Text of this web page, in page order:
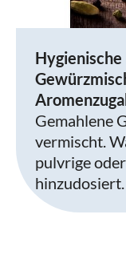
Gemahlene
vermischt.
pulvrige
hinzudosiert.